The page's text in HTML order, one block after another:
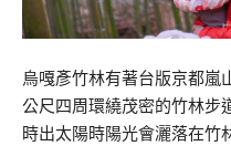
烏嘎彥竹林有著台版京都嵐
公尺四周環繞茂密的竹林步
時出太陽時陽光會灑落在竹